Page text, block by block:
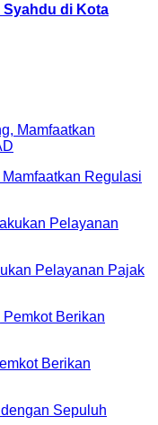
Syahdu di Kota
Regulasi
Pelayanan Pajak
Berikan